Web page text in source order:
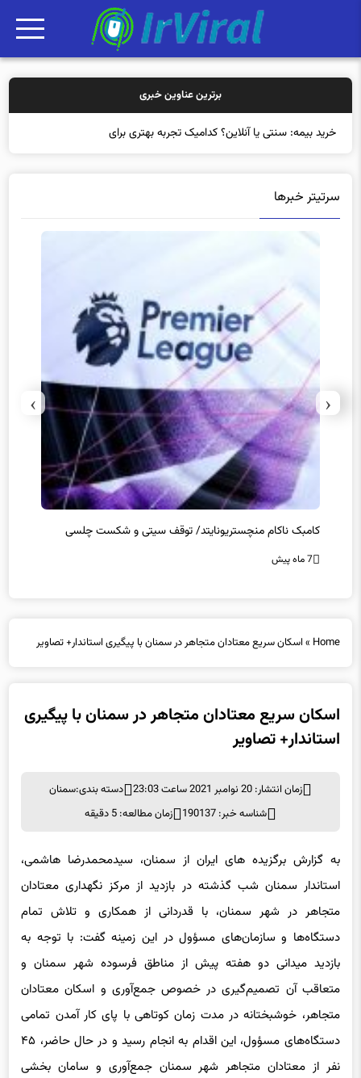
برترین عناوین خبری
خرید بیمه: سنتی یا آنلاین؟ کدامیک تجربه بهتری برای مشتریان ای
سرتیتر خبرها
تخلفات مالی در هیئت رشته‌ای المپیکی در مازندران
7 ماه پیش
‹
›
Home
» اسکان سریع معتادان متجاهر در سمنان با پیگیری استاندار+ تصاویر
اسکان سریع معتادان متجاهر در سمنان با پیگیری
استاندار+ تصاویر
زمان انتشار: 20 نوامبر 2021 ساعت 23:03 دسته بندی:سمنان
شناسه خبر: 190137
زمان مطالعه: 5 دقیقه
به گزارش برگزیده های ایران از سمنان، سیدمحمدرضا هاشمی،
استاندار سمنان شب گذشته در بازدید از مرکز نگهداری معتادان
متجاهر در شهر سمنان، با قدردانی از همکاری و تلاش تمام
دستگاه‌ها و سازمان‌های مسؤول در این زمینه گفت: با توجه به
بازدید میدانی دو هفته پیش از مناطق فرسوده شهر سمنان و
متعاقب آن تصمیم‌گیری در خصوص جمع‌آوری و اسکان معتادان
متجاهر، خوشبختانه در مدت زمان کوتاهی با پای کار آمدن تمامی
دستگاه‌های مسؤول، این اقدام به انجام رسید و در حال حاضر، ۴۵
نفر از معتادان متجاهر شهر سمنان جمع‌آوری و سامان بخشی